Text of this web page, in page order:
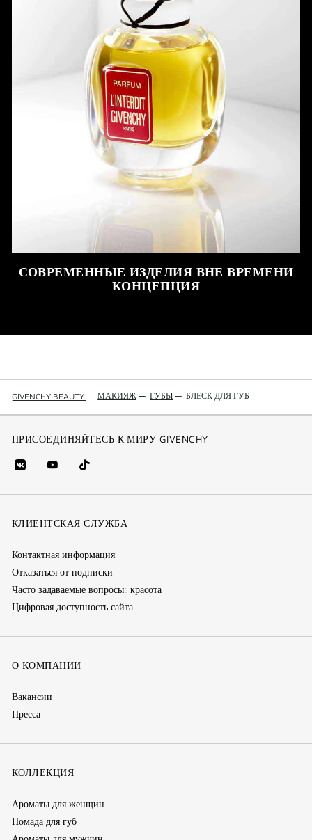
СОВРЕМЕННЫЕ ИЗДЕЛИЯ ВНЕ ВРЕМЕНИ
КОНЦЕПЦИЯ
GIVENCHY BEAUTY — МАКИЯЖ — ГУБЫ — БЛЕСК ДЛЯ ГУБ
ПРИСОЕДИНЯЙТЕСЬ К МИРУ GIVENCHY
vk
(new
youtube
(новое
Tik
Tok
окно)
КЛИЕНТСКАЯ СЛУЖБА
Контактная информация
Отказаться от подписки
Часто задаваемые вопросы: красота
Цифровая доступность сайта
О КОМПАНИИ
Вакансии
Пресса
КОЛЛЕКЦИЯ
Ароматы для женщин
Помада для губ